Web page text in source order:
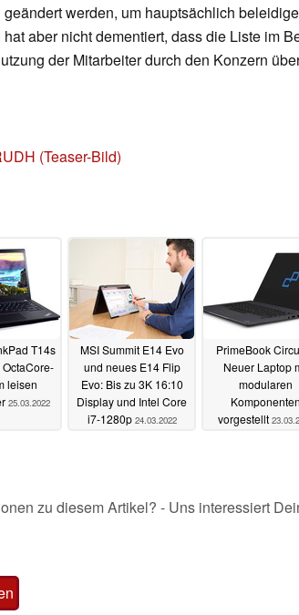
werden, um hauptsächlich
aber nicht dementiert, dass die Liste im
der Mitarbeiter durch den Konzern
(Teaser-Bild)
T14s
leisen
25.03.2022
MSI Summit E14 Evo
und neues E14 Flip
Evo: Bis zu 3K 16:10
Display und Intel Core
i7-1280p 24.03.2022
PrimeBook
Neuer Laptop
modularen
Komponenten
vorgestellt
zu diesem Artikel? - Uns interessiert